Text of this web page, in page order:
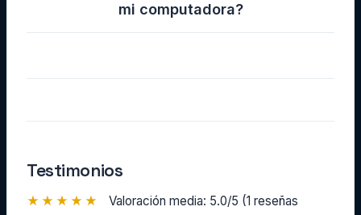
mi computadora?
Testimonios
★★★★★
Valoración media: 5.0/5 (1 reseñas